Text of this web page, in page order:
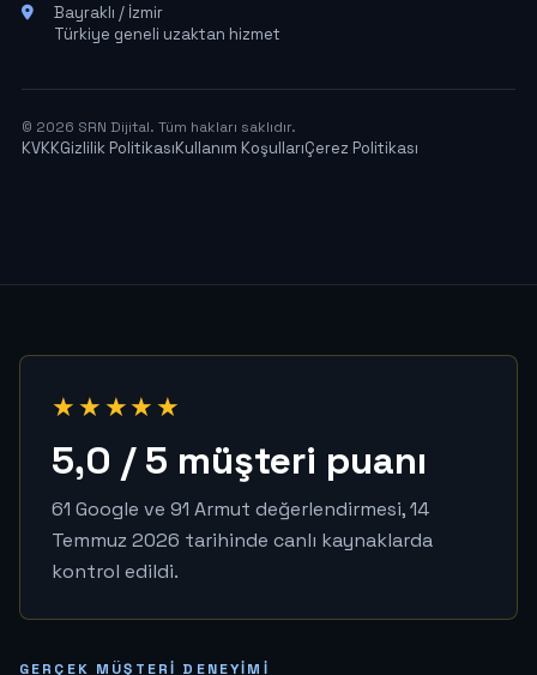
Bayraklı / İzmir
Türkiye geneli uzaktan hizmet
© 2026 SRN Dijital. Tüm hakları saklıdır.
KVKKGizlilik PolitikasıKullanım KoşullarıÇerez Politikası
★★★★★
5,0 / 5 müşteri puanı
61 Google ve 91 Armut değerlendirmesi, 14
Temmuz 2026 tarihinde canlı kaynaklarda
kontrol edildi.
GERÇEK MÜŞTERI DENEYIMI